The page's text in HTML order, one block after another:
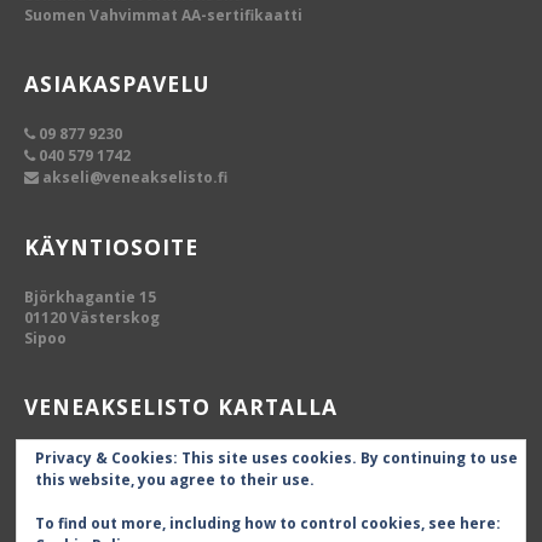
Suomen Vahvimmat AA-sertifikaatti
ASIAKASPAVELU
09 877 9230
040 579 1742
akseli@veneakselisto.fi
KÄYNTIOSOITE
Björkhagantie 15
01120 Västerskog
Sipoo
VENEAKSELISTO KARTALLA
Privacy & Cookies: This site uses cookies. By continuing to use
this website, you agree to their use.
To find out more, including how to control cookies, see here: